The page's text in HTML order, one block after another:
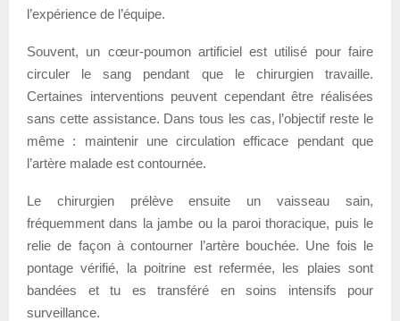
l’expérience de l’équipe.
Souvent, un cœur-poumon artificiel est utilisé pour faire
circuler le sang pendant que le chirurgien travaille.
Certaines interventions peuvent cependant être réalisées
sans cette assistance. Dans tous les cas, l’objectif reste le
même : maintenir une circulation efficace pendant que
l’artère malade est contournée.
Le chirurgien prélève ensuite un vaisseau sain,
fréquemment dans la jambe ou la paroi thoracique, puis le
relie de façon à contourner l’artère bouchée. Une fois le
pontage vérifié, la poitrine est refermée, les plaies sont
bandées et tu es transféré en soins intensifs pour
surveillance.